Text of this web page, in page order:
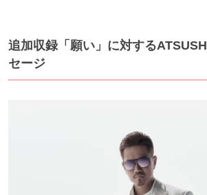
追加収録「願い」に対する
セージ